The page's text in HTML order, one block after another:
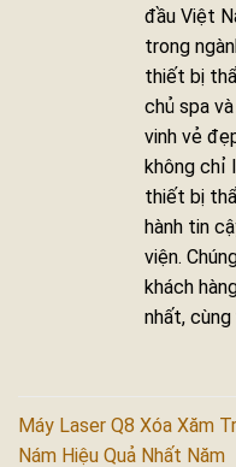
đầu Việt
trong
thiết bị
chủ spa
vinh vẻ
không chỉ
thiết bị
hành tin
viện.
khách
nhất,
Máy Laser Q8 Xóa Xăm
Nám Hiệu Quả Nhất Năm